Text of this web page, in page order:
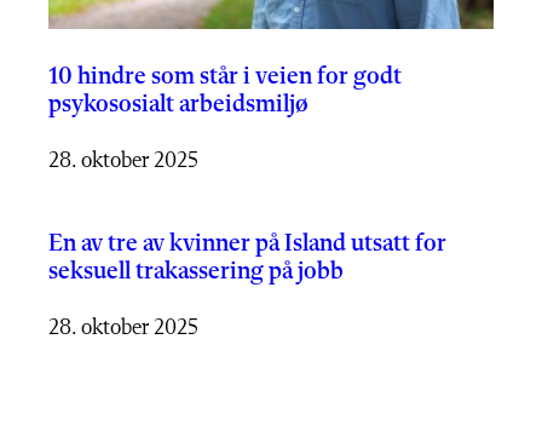
10 hindre som står i veien for godt
psykososialt arbeidsmiljø
28. oktober 2025
En av tre av kvinner på Island utsatt for
seksuell trakassering på jobb
28. oktober 2025